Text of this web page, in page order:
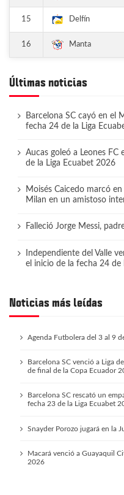
15 Delfín
16 Manta
Últimas noticias
Barcelona SC cayó en el
fecha 24 de la Liga
Aucas goleó a Leones
de la Liga Ecuabet 2026
Moisés Caicedo marcó
Milan en un amistoso
Falleció Jorge Messi,
Independiente del Valle
el inicio de la fecha 24 de
Noticias más leídas
Agenda Futbolera del 3 al 9
Barcelona SC venció a Liga
de final de la Copa Ecuador
Barcelona SC rescató un
fecha 23 de la Liga Ecuabet
Snayder Porozo jugará en la
Macará venció a Guayaquil
2026